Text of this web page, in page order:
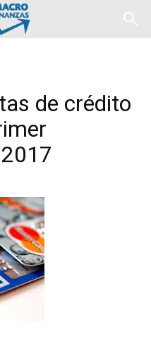
de crédito